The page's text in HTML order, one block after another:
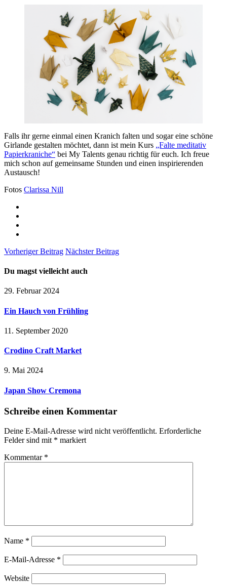
Falls ihr gerne einmal einen Kranich falten und sogar eine schöne
Girlande gestalten möchtet, dann ist mein Kurs „Falte meditativ
Papierkraniche“ bei My Talents genau richtig für euch. Ich freue
mich schon auf gemeinsame Stunden und einen inspirierenden
Austausch!
Fotos Clarissa Nill
Vorheriger Beitrag Nächster Beitrag
Du magst vielleicht auch
29. Februar 2024
Ein Hauch von Frühling
11. September 2020
Crodino Craft Market
9. Mai 2024
Japan Show Cremona
Schreibe einen Kommentar
Deine E-Mail-Adresse wird nicht veröffentlicht. Erforderliche
Felder sind mit * markiert
Kommentar *
Name *
E-Mail-Adresse *
Website